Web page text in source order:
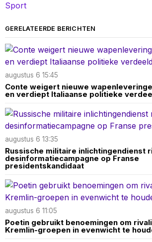
Sport
GERELATEERDE BERICHTEN
augustus 6 15:45
Conte weigert nieuwe
en verdiept Italiaanse politieke
augustus 6 13:35
Russische militaire inlichtingendienst
desinformatiecampagne op Franse
presidentskandidaat
augustus 6 11:05
Poetin gebruikt benoemingen om
Kremlin-groepen in evenwicht te